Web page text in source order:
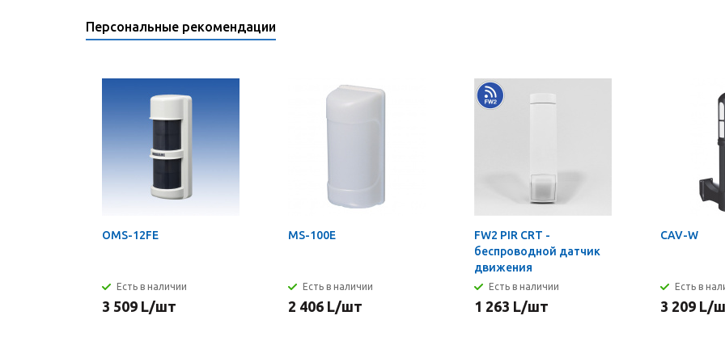
Персональные рекомендации
OMS-12FE
Есть в наличии
3 509 L/шт
MS-100E
Есть в наличии
2 406 L/шт
FW2 PIR CRT -
беспроводной датчик
движения
Есть в наличии
1 263 L/шт
CAV-W
Есть в
3 209 L/